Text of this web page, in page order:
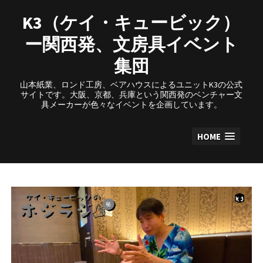
content
K3（ケイ・キュービック）
ー関西発、文房具イベント
集団
山本紙業、ロンド工房、ベアハウスによるユニットK3の公式
サイトです。大阪、京都、兵庫という関西発のベンチャー文
具メーカーが色々なイベントを企画しています。
HOME